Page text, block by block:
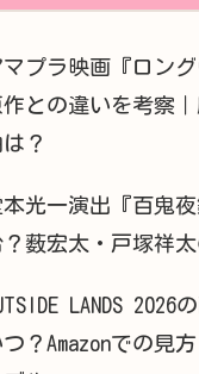
マプラ映画『ロン
作との違いを考察
は？
本光一演出『百鬼
？薮宏太・戸塚祥
LANDS 2026
つ？Amazonでの見